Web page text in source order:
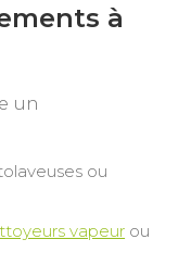
à
un
ou
vapeur ou